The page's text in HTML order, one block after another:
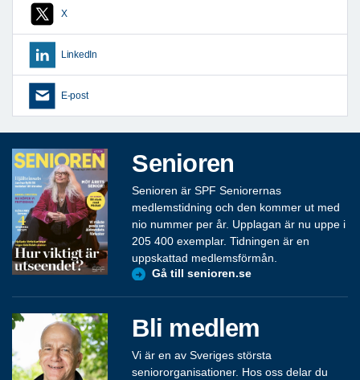
X
LinkedIn
E-post
Senioren
Senioren är SPF Seniorernas
medlemstidning och den kommer ut med
nio nummer per år. Upplagan är nu uppe i
205 400 exemplar. Tidningen är en
uppskattad medlemsförmån.
Gå till senioren.se
Bli medlem
Vi är en av Sveriges största
seniororganisationer. Hos oss delar du